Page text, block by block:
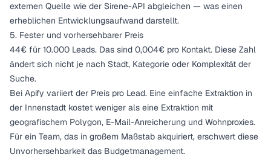
externen Quelle wie der Sirene-API abgleichen — was einen
erheblichen Entwicklungsaufwand darstellt.
5. Fester und vorhersehbarer Preis
44€ für 10.000 Leads. Das sind 0,004€ pro Kontakt. Diese Zahl
ändert sich nicht je nach Stadt, Kategorie oder Komplexität der
Suche.
Bei Apify variiert der Preis pro Lead. Eine einfache Extraktion in
der Innenstadt kostet weniger als eine Extraktion mit
geografischem Polygon, E-Mail-Anreicherung und Wohnproxies.
Für ein Team, das in großem Maßstab akquiriert, erschwert diese
Unvorhersehbarkeit das Budgetmanagement.